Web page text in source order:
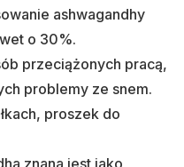
ashwagandhy
o 30%.
przeciążonych pracą,
problemy ze snem.
proszek do